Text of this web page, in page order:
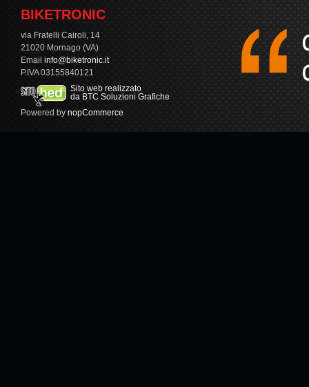
BIKETRONIC
via Fratelli Cairoli, 14
21020 Mornago (VA)
Email info@biketronic.it
P.IVA 03155840121
Sito web realizzato
da BTC Soluzioni Grafiche
Powered by nopCommerce